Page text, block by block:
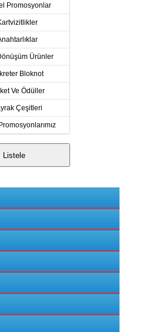
Promosyonlar
Ürünler
Bloknot
Ve Ödüller
Çeşitleri